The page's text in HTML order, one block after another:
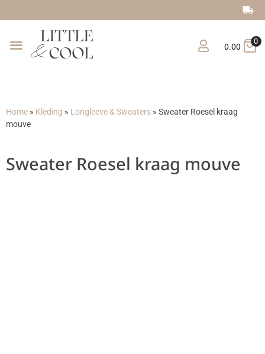
Gratis verzending vanaf €150
0.00
0
Home » Kleding » Longleeve & Sweaters » Sweater Roesel kraag
mouve
Sweater Roesel kraag mouve